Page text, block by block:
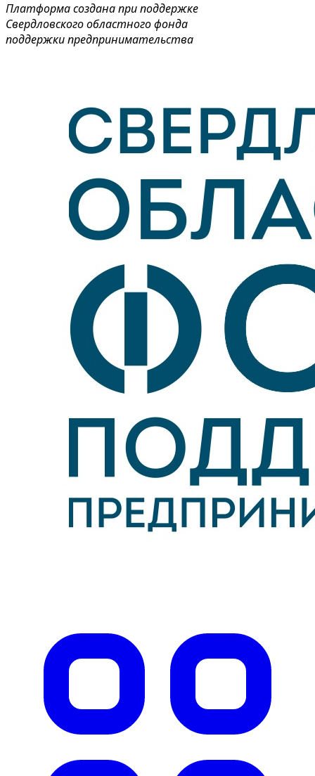
Платформа создана при поддержке
Свердловского областного фонда
поддержки предпринимательства